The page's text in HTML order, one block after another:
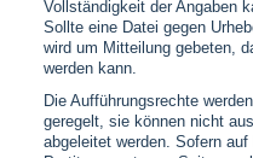
Vollständigkeit der Angaben
Sollte eine Datei gegen
wird um Mitteilung gebeten,
werden kann.
Die Aufführungsrechte
geregelt, sie können nicht
abgeleitet werden. Sofern